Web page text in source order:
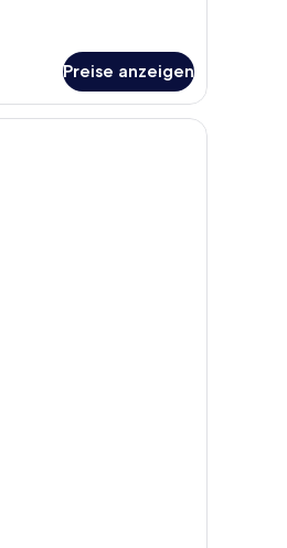
Preise anzeigen